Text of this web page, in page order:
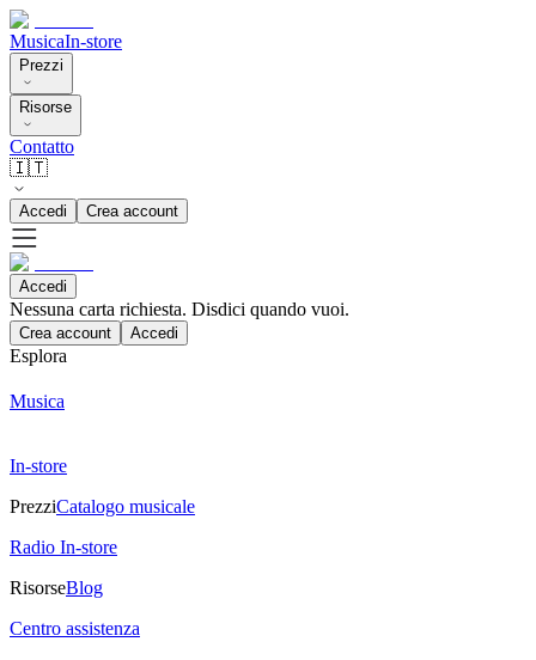
MusicaIn-store
Prezzi
Risorse
Contatto
🇮🇹
Accedi Crea account
Accedi
Nessuna carta richiesta. Disdici quando vuoi.
Crea account Accedi
Esplora
Musica
In-store
PrezziCatalogo musicale
Radio In-store
RisorseBlog
Centro assistenza